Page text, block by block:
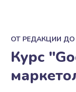
ОТ РЕДАКЦИИ
Курс